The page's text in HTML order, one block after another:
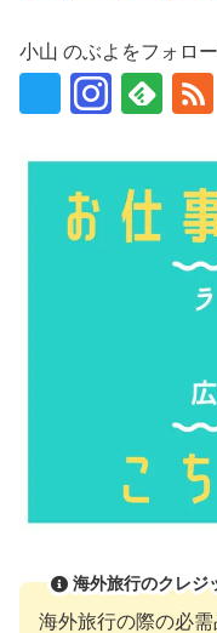
小山 のぶよをフォロ
海外旅行のクレジ
海外旅行の際の必需